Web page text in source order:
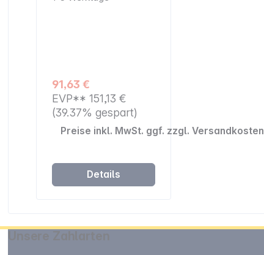
91,63 €
EVP**151,13 €
(39.37% gespart)
Preise inkl. MwSt. ggf. zzgl. Versandkosten
Details